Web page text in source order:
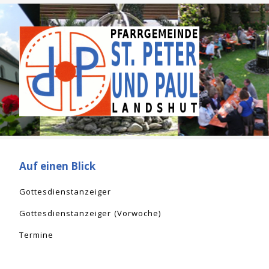
Auf einen Blick
Gottesdienstanzeiger
Gottesdienstanzeiger (Vorwoche)
Termine